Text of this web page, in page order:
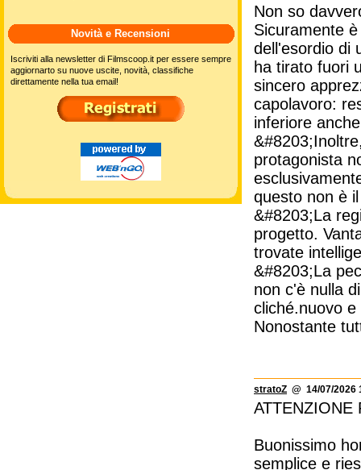
Non so
Sicuramente
dell'esordio di
ha tirato fuori
sincero
capolavoro:
inferiore
protagonista
questo non è
&#8203;La
progetto.
trovate
&#8203;La
non c'è nulla
cliché.nuovo
Nonostante
stratoZ @ 14/07/2026
ATTENZIONE
Buonissimo
semplice e
Novità e Recensioni
Iscriviti alla newsletter di Filmscoop.it per essere sempre
aggiornarto su nuove uscite, novità, classifiche
direttamente nella tua email!